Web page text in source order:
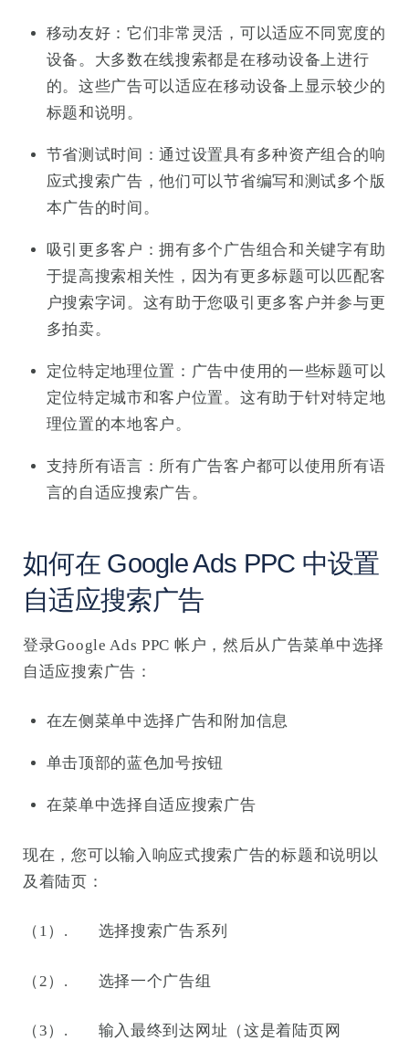
移动友好：它们非常灵活，可以适应不同宽度的
设备。大多数在线搜索都是在移动设备上进行
的。这些广告可以适应在移动设备上显示较少的
标题和说明。
节省测试时间：通过设置具有多种资产组合的响
应式搜索广告，他们可以节省编写和测试多个版
本广告的时间。
吸引更多客户：拥有多个广告组合和关键字有助
于提高搜索相关性，因为有更多标题可以匹配客
户搜索字词。这有助于您吸引更多客户并参与更
多拍卖。
定位特定地理位置：广告中使用的一些标题可以
定位特定城市和客户位置。这有助于针对特定地
理位置的本地客户。
支持所有语言：所有广告客户都可以使用所有语
言的自适应搜索广告。
如何在 Google Ads PPC 中设置
自适应搜索广告
登录Google Ads PPC 帐户，然后从广告菜单中选择
自适应搜索广告：
在左侧菜单中选择广告和附加信息
单击顶部的蓝色加号按钮
在菜单中选择自适应搜索广告
现在，您可以输入响应式搜索广告的标题和说明以
及着陆页：
（1）. 选择搜索广告系列
（2）. 选择一个广告组
（3）. 输入最终到达网址（这是着陆页网